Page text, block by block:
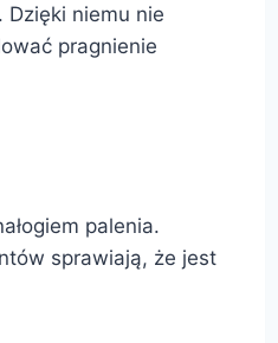
Dzięki niemu nie
pragnienie
palenia.
sprawiają, że jest